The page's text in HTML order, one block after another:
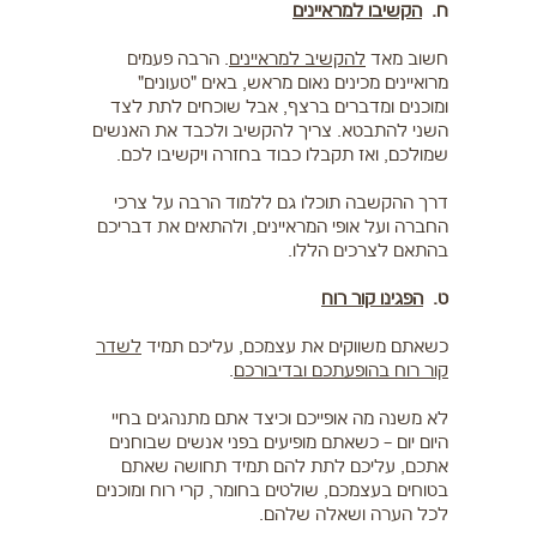
ח. הקשיבו למראיינים
חשוב מאד להקשיב למראיינים. הרבה פעמים
מרואיינים מכינים נאום מראש, באים "טעונים"
ומוכנים ומדברים ברצף, אבל שוכחים לתת לצד
השני להתבטא. צריך להקשיב ולכבד את האנשים
שמולכם, ואז תקבלו כבוד בחזרה ויקשיבו לכם.
דרך ההקשבה תוכלו גם ללמוד הרבה על צרכי
החברה ועל אופי המראיינים, ולהתאים את דבריכם
בהתאם לצרכים הללו.
ט. הפגינו קור רוח
כשאתם משווקים את עצמכם, עליכם תמיד לשדר
קור רוח בהופעתכם ובדיבורכם.
לא משנה מה אופייכם וכיצד אתם מתנהגים בחיי
היום יום – כשאתם מופיעים בפני אנשים שבוחנים
אתכם, עליכם לתת להם תמיד תחושה שאתם
בטוחים בעצמכם, שולטים בחומר, קרי רוח ומוכנים
לכל הערה ושאלה שלהם.